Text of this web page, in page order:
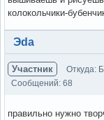
колокольчики-
Вне форума
Эda
Участник Откуда:
Сообщений: 68
правильно нужно